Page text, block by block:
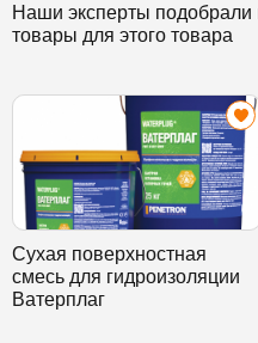
Наши эксперты
товары для этого товара
Сухая поверхностная
смесь для гидроизоляции
Ватерплаг